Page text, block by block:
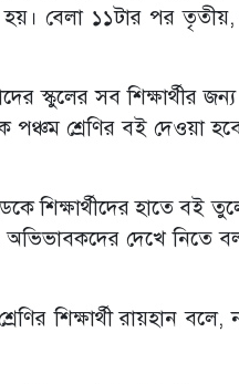
হয়। বেলা ১১টার পর
স্কুলের সব শিক্ষার্থীর
পঞ্চম শ্রেণির বই দেওয়া
শিক্ষার্থীদের হাতে বই
অভিভাবকদের দেখে নিতে
শিক্ষার্থী রায়হান